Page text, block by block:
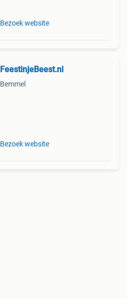
Bezoek website
FeestinjeBeest.nl
Bemmel
Bezoek website